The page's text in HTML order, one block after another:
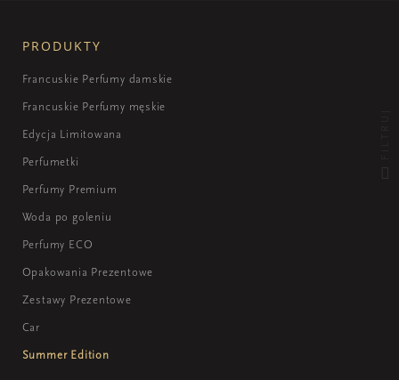
PRODUKTY
Francuskie Perfumy damskie
Francuskie Perfumy męskie
Edycja Limitowana
Perfumetki
Perfumy Premium
Woda po goleniu
Perfumy ECO
Opakowania Prezentowe
Zestawy Prezentowe
Car
Summer Edition